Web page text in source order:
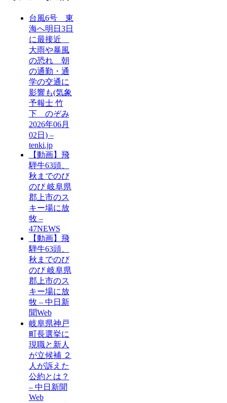
台風6号 東
海へ明日3日
に最接近
大雨や暴風
の恐れ 朝
の通勤・通
学の交通に
影響も(気象
予報士 竹
下 のぞみ
2026年06月
02日) –
tenki.jp
【動画】飛
騨牛63頭、
秋までのび
のび 岐阜県
郡上市のス
キー場に放
牧 –
47NEWS
【動画】飛
騨牛63頭、
秋までのび
のび 岐阜県
郡上市のス
キー場に放
牧 – 中日新
聞Web
岐阜県神戸
町長選挙に
現職と新人
が立候補 ２
人が訴えた
公約とは？
– 中日新聞
Web